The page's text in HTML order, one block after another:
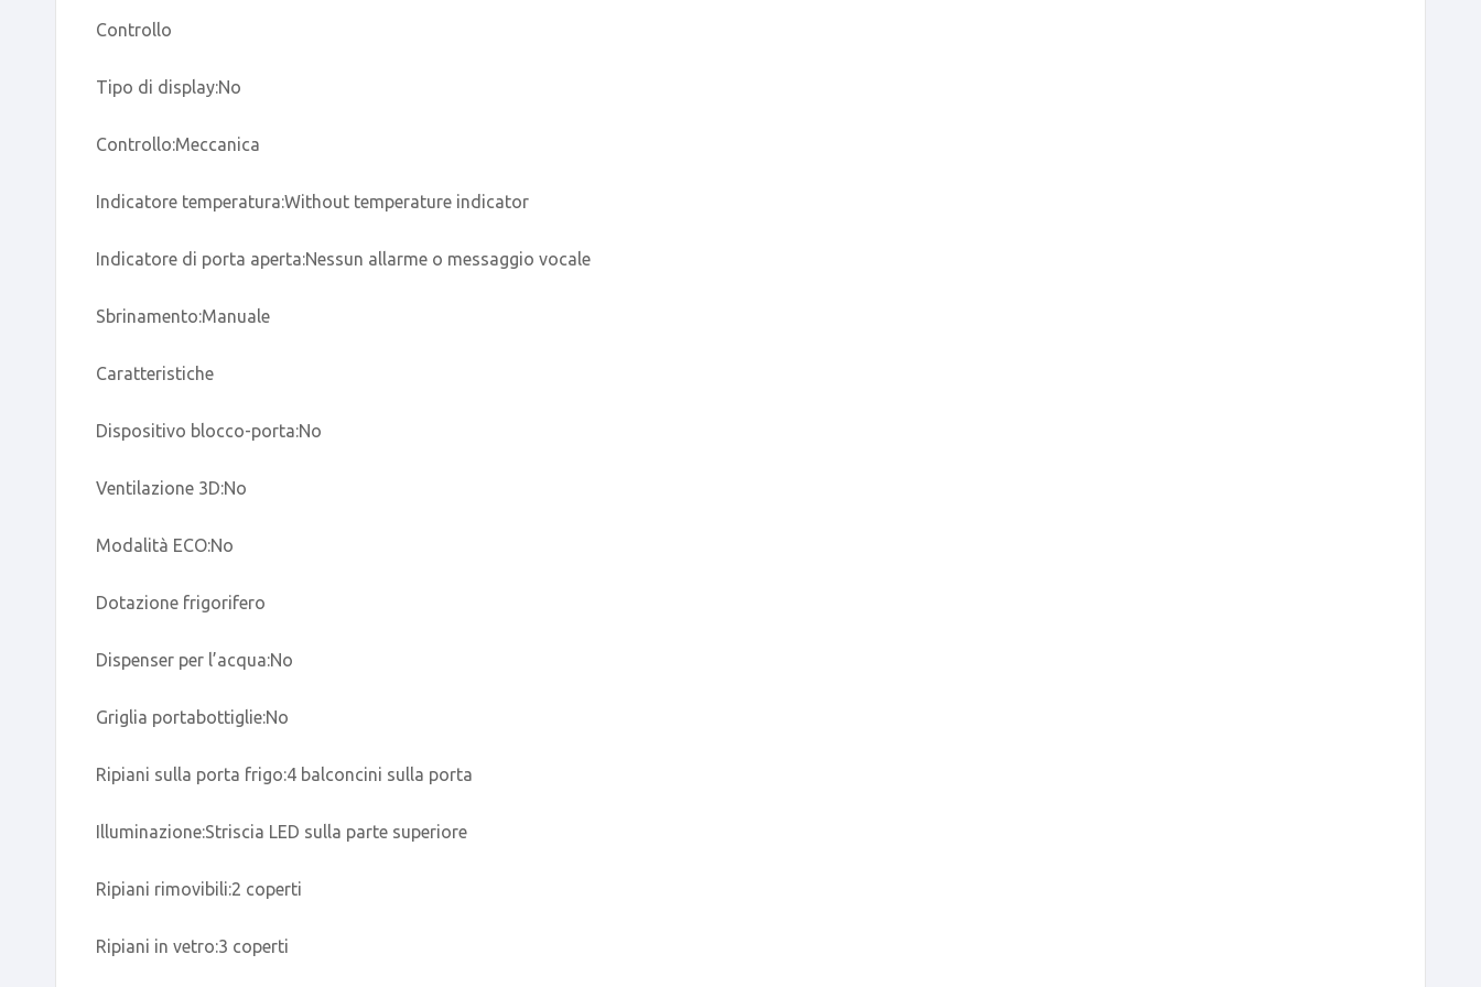
Controllo
Tipo di display:No
Controllo:Meccanica
Indicatore temperatura:Without temperature indicator
Indicatore di porta aperta:Nessun allarme o messaggio vocale
Sbrinamento:Manuale
Caratteristiche
Dispositivo blocco-porta:No
Ventilazione 3D:No
Modalità ECO:No
Dotazione frigorifero
Dispenser per l’acqua:No
Griglia portabottiglie:No
Ripiani sulla porta frigo:4 balconcini sulla porta
Illuminazione:Striscia LED sulla parte superiore
Ripiani rimovibili:2 coperti
Ripiani in vetro:3 coperti